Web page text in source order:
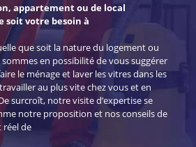
appartement ou de local
soit votre besoin à
que soit la nature du logement ou
en possibilité de vous suggérer
le ménage et laver les vitres dans les
au plus vite chez vous et en
surcroît, notre visite d’expertise se
notre proposition et nos conseils de
réel de